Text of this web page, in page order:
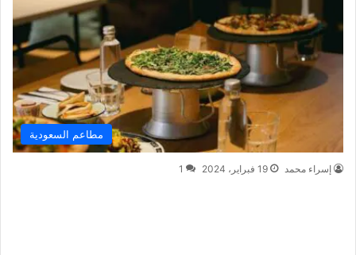
مطاعم السعودية
إسراء محمد 19 فبراير، 2024 1